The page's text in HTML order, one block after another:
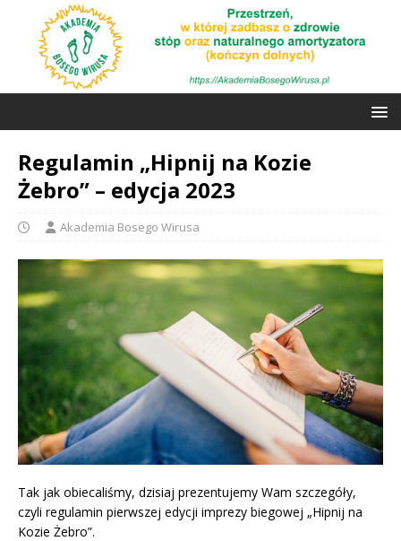
Regulamin „Hipnij na Kozie
Żebro” – edycja 2023
Akademia Bosego Wirusa
Tak jak obiecaliśmy, dzisiaj prezentujemy Wam szczegóły,
czyli regulamin pierwszej edycji imprezy biegowej „Hipnij na
Kozie Żebro”.